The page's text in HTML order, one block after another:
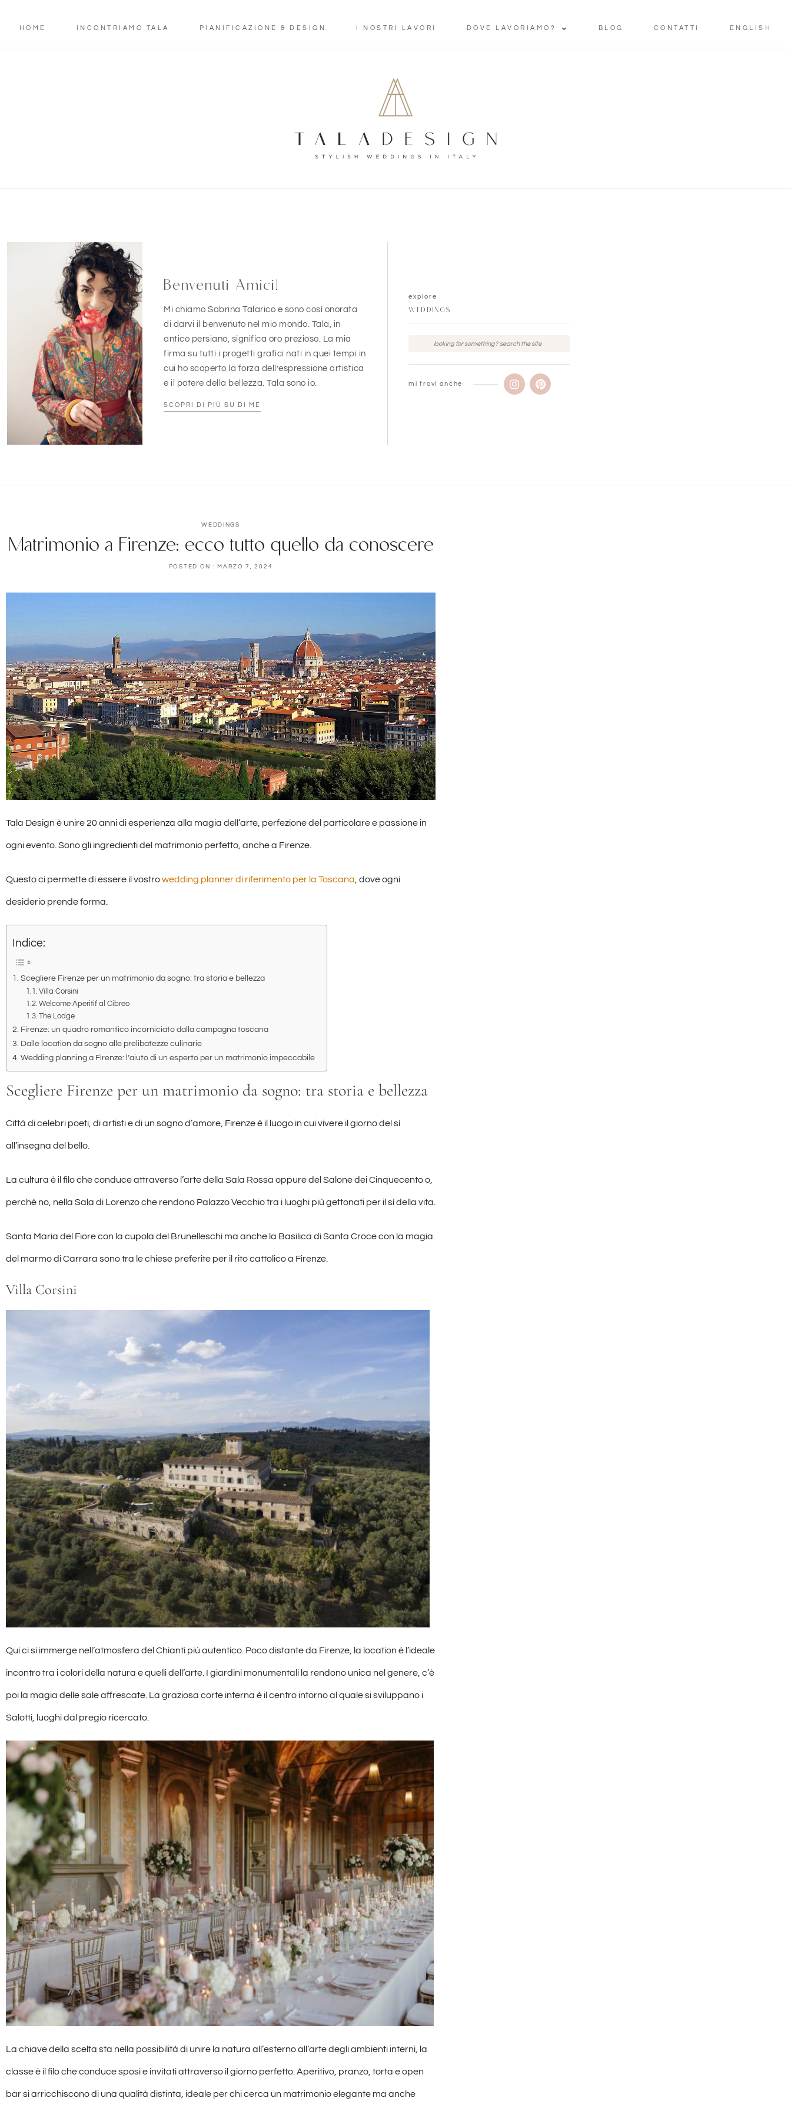
HOME INCONTRIAMO TALA PIANIFICAZIONE & DESIGN I NOSTRI LAVORI DOVE LAVORIAMO? BLOG CONTATTI ENGLISH
Benvenuti Amici!
Mi chiamo Sabrina Talarico e sono così onorata
di darvi il benvenuto nel mio mondo. Tala, in
antico persiano, significa oro prezioso. La mia
firma su tutti i progetti grafici nati in quei tempi in
cui ho scoperto la forza dell’espressione artistica
e il potere della bellezza. Tala sono io.
SCOPRI DI PIÙ SU DI ME
explore
WEDDINGS
mi trovi anche
WEDDINGS
Matrimonio a Firenze: ecco tutto quello da conoscere
POSTED ON : MARZO 7, 2024
Tala Design è unire 20 anni di esperienza alla magia dell’arte, perfezione del particolare e passione in
ogni evento. Sono gli ingredienti del matrimonio perfetto, anche a Firenze.
Questo ci permette di essere il vostrowedding planner di riferimento per la Toscana, dove ogni
desiderio prende forma.
Indice:
Scegliere Firenze per un matrimonio da sogno: tra storia e bellezza
Villa Corsini
Welcome Aperitif al Cibreo
The Lodge
Firenze: un quadro romantico incorniciato dalla campagna toscana
Dalle location da sogno alle prelibatezze culinarie
Wedding planning a Firenze: l’aiuto di un esperto per un matrimonio impeccabile
Scegliere Firenze per un matrimonio da sogno: tra storia e bellezza
Città di celebri poeti, di artisti e di un sogno d’amore, Firenze è il luogo in cui vivere il giorno del sì
all’insegna del bello.
La cultura è il filo che conduce attraverso l’arte della Sala Rossa oppure del Salone dei Cinquecento o,
perché no, nella Sala di Lorenzo che rendono Palazzo Vecchio tra i luoghi più gettonati per il sì della vita.
Santa Maria del Fiore con la cupola del Brunelleschi ma anche la Basilica di Santa Croce con la magia
del marmo di Carrara sono tra le chiese preferite per il rito cattolico a Firenze.
Villa Corsini
Qui ci si immerge nell’atmosfera del Chianti più autentico. Poco distante da Firenze, la location è l’ideale
incontro tra i colori della natura e quelli dell’arte. I giardini monumentali la rendono unica nel genere, c’è
poi la magia delle sale affrescate. La graziosa corte interna è il centro intorno al quale si sviluppano i
Salotti, luoghi dal pregio ricercato.
La chiave della scelta sta nella possibilità di unire la natura all’esterno all’arte degli ambienti interni, la
classe è il filo che conduce sposi e invitati attraverso il giorno perfetto. Aperitivo, pranzo, torta e open
bar si arricchiscono di una qualità distinta, ideale per chi cerca un matrimonio elegante ma anche